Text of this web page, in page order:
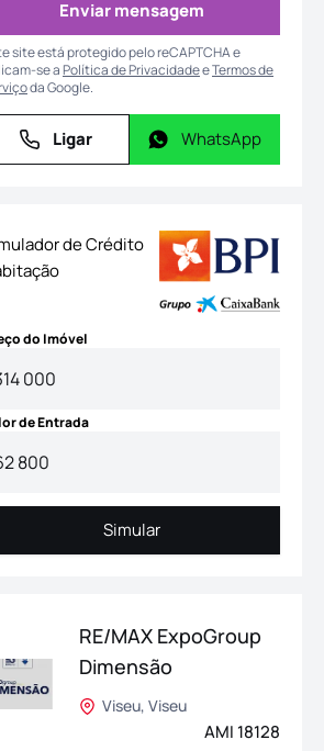
usufruir! Composição: - hall de
Enviar mensagem
Enviar mensagem
site está protegido pelo reCAPTCHA e
se aPolítica de PrivacidadeeTermos de
da Google.
Ligar
Ligar WhatsApp
WhatsApp
de Crédito
do Imóvel
de Entrada
Simular
Simular
RE/MAX ExpoGroup
Dimensão
Viseu, Viseu
AMI 18128